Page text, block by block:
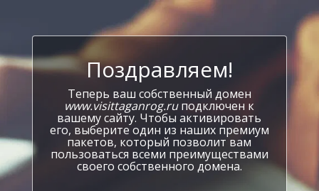
Поздравляем!
Теперь ваш собственный домен
www.visittaganrog.ruподключен к
вашему сайту. Чтобы активировать
его, выберите один из наших премиум
пакетов, который позволит вам
пользоваться всеми преимуществами
своего собственного домена.